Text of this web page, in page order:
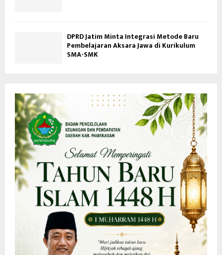
DPRD Jatim Minta Integrasi Metode Baru
Pembelajaran Aksara Jawa di Kurikulum
SMA-SMK